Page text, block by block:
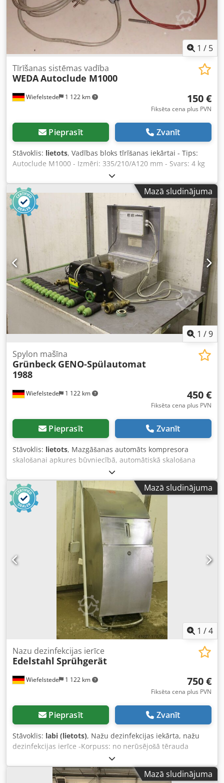
1 / 5
Wiefelstede 1 122 km
Tīrīšanas sistēmas vadība
WEDAAutoclude M1000
150 €
Fiksēta cena plus PVN
Pieprasīt Zvanīt
Stāvoklis: lietots, Vadības bloks tīrīšanas iekārtai - Tips:
Autoclude M1000 - Izmēri: 335/210/A120 mm - Svars: 4 kg
Mazā sludinājuma
1 /9
Wiefelstede 1 122 km
Spylon mašīna
Grünbeck GENO-Spülautomat
1988
450 €
Fiksēta cena plus PVN
Pieprasīt Zvanīt
Stāvoklis: lietots, Mazgāšanas automāts kompresora
skalošanai apkures būvniecībā, automātiskā skalošana
saskaņā ar DIN 1988 -GENO: Mazgāšanas automāts 1988
Crodpfod Tgaqox Ai Aef -Metāla koferis ar: piederumiem,
skatīt fotoattēlu -Izmēri: 510/410/A210 mm -Svars: 19,5 kg
Mazā sludinājuma
1 /4
Wiefelstede 1 122 km
Nazu dezinfekcijas ierīce
Edelstahl Sprühgerät
750 €
Fiksēta cena plus PVN
Pieprasīt Zvanīt
Stāvoklis: labi (lietots), Nažu dezinfekcijas iekārta, nažu
dezinfekcijas ierīce -Korpuss: no nerūsējošā tērauda
Credpfx Ajb A N Evsi Aef -Dezinfekcijas līdzeklis: tiek
uzglabāts ierīcē -maks. asmens izmēri: 80 x 10 mm -Izmēri:
450/310/H900 mm -Svars: 30 kg
Mazā sludinājuma